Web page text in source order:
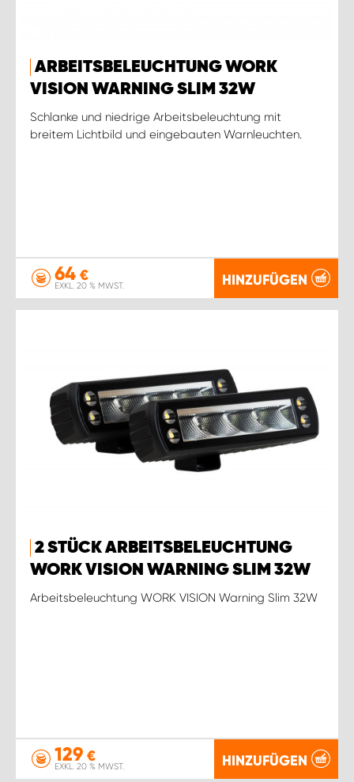
ARBEITSBELEUCHTUNG WORK
VISION WARNING SLIM 32W
Schlanke und niedrige Arbeitsbeleuchtung mit
breitem Lichtbild und eingebauten Warnleuchten.
64 €
EXKL. 20 % MWST. HINZUFÜGEN
2 STÜCK ARBEITSBELEUCHTUNG
WORK VISION WARNING SLIM 32W
Arbeitsbeleuchtung WORK VISION Warning Slim 32W
129 €
EXKL. 20 % MWST. HINZUFÜGEN